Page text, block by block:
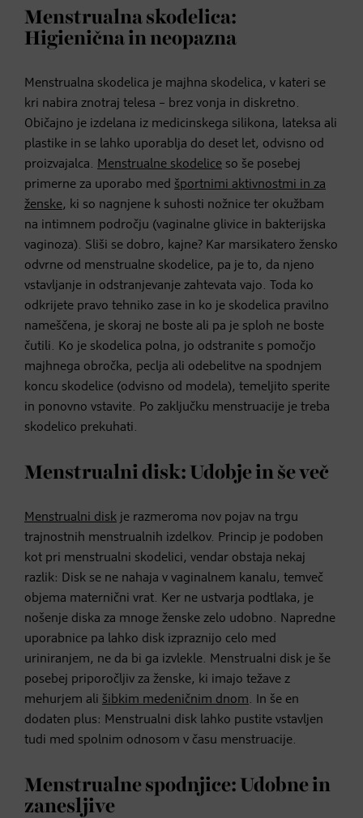
Menstrualna skodelica:
Higienična in neopazna
Menstrualna skodelica je majhna skodelica, v kateri se
kri nabira znotraj telesa – brez vonja in diskretno.
Običajno je izdelana iz medicinskega silikona, lateksa ali
plastike in se lahko uporablja do deset let, odvisno od
proizvajalca. Menstrualne skodelice so še posebej
primerne za uporabo med športnimi aktivnostmi in za
ženske, ki so nagnjene k suhosti nožnice ter okužbam
na intimnem področju (vaginalne glivice in bakterijska
vaginoza). Sliši se dobro, kajne? Kar marsikatero žensko
odvrne od menstrualne skodelice, pa je to, da njeno
vstavljanje in odstranjevanje zahtevata vajo. Toda ko
odkrijete pravo tehniko zase in ko je skodelica pravilno
nameščena, je skoraj ne boste ali pa je sploh ne boste
čutili. Ko je skodelica polna, jo odstranite s pomočjo
majhnega obročka, peclja ali odebelitve na spodnjem
koncu skodelice (odvisno od modela), temeljito sperite
in ponovno vstavite. Po zaključku menstruacije je treba
skodelico prekuhati.
Menstrualni disk: Udobje in še več
Menstrualni disk je razmeroma nov pojav na trgu
trajnostnih menstrualnih izdelkov. Princip je podoben
kot pri menstrualni skodelici, vendar obstaja nekaj
razlik: Disk se ne nahaja v vaginalnem kanalu, temveč
objema maternični vrat. Ker ne ustvarja podtlaka, je
nošenje diska za mnoge ženske zelo udobno. Napredne
uporabnice pa lahko disk izpraznijo celo med
uriniranjem, ne da bi ga izvlekle. Menstrualni disk je še
posebej priporočljiv za ženske, ki imajo težave z
mehurjem ali šibkim medeničnim dnom. In še en
dodaten plus: Menstrualni disk lahko pustite vstavljen
tudi med spolnim odnosom v času menstruacije.
Menstrualne spodnjice: Udobne in
zanesljive